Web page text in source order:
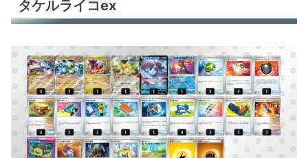
タケルライコex